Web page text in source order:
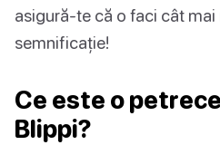
asigură-te că o faci cât
semnificație!
Ce este o
Blippi?